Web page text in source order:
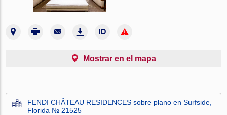
Mostrar en el mapa
FENDI CHÂTEAU RESIDENCES sobre plano en Surfside,
Florida № 21525